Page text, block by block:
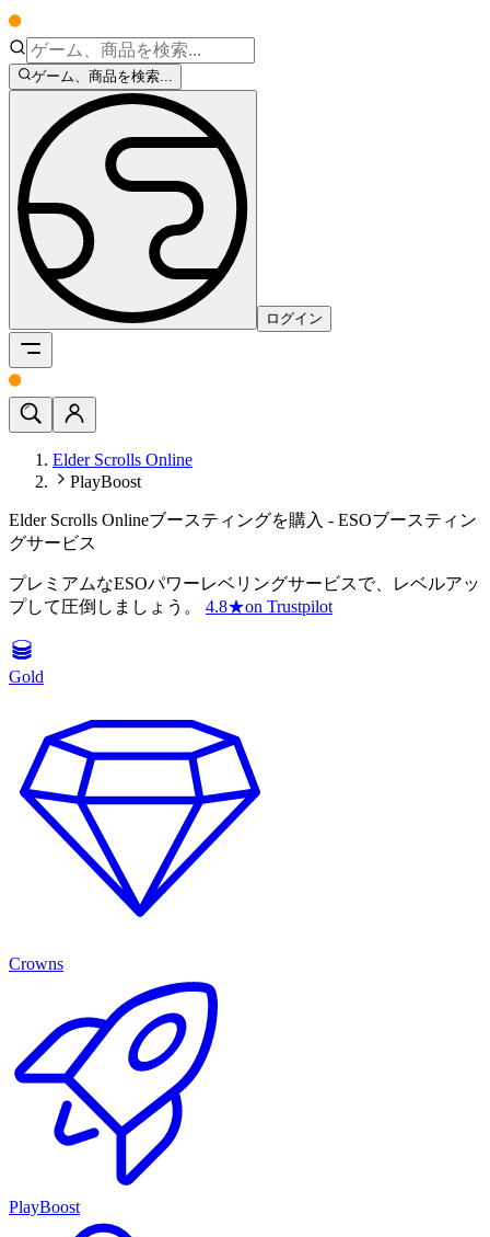
ゲーム、商品を検索...
ログイン
Elder Scrolls Online
PlayBoost
Elder Scrolls Onlineブースティングを購入 - ESOブースティン
グサービス
プレミアムなESOパワーレベリングサービスで、レベルアッ
プして圧倒しましょう。
4.8★on Trustpilot
Gold
Crowns
PlayBoost